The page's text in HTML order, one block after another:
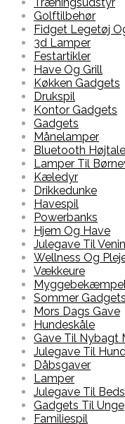
Golftilbehør
Fidget Legetøj
3d Lamper
Festartikler
Have Og Grill
Køkken Gadgets
Drukspil
Kontor Gadgets
Gadgets
Månelamper
Bluetooth
Lamper Til
Kæledyr
Drikkedunke
Havespil
Powerbanks
Hjem Og Have
Julegave Til
Wellness Og
Vækkeure
Sommer Gadgets
Mors Dags Gave
Hundeskåle
Gave Til Nybagt
Julegave Til
Dåbsgaver
Lamper
Julegave Til
Gadgets Til Unge
Familiespil